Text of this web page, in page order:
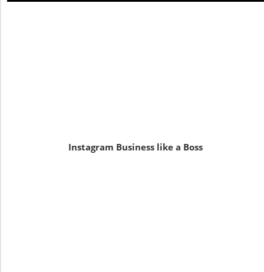
Instagram Business like a Boss